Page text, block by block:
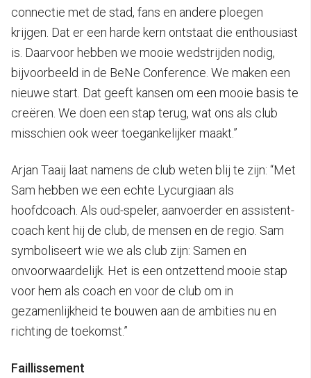
connectie met de stad, fans en andere ploegen
krijgen. Dat er een harde kern ontstaat die enthousiast
is. Daarvoor hebben we mooie wedstrijden nodig,
bijvoorbeeld in de BeNe Conference. We maken een
nieuwe start. Dat geeft kansen om een mooie basis te
creëren. We doen een stap terug, wat ons als club
misschien ook weer toegankelijker maakt.”
Arjan Taaij laat namens de club weten blij te zijn: “Met
Sam hebben we een echte Lycurgiaan als
hoofdcoach. Als oud-speler, aanvoerder en assistent-
coach kent hij de club, de mensen en de regio. Sam
symboliseert wie we als club zijn: Samen en
onvoorwaardelijk. Het is een ontzettend mooie stap
voor hem als coach en voor de club om in
gezamenlijkheid te bouwen aan de ambities nu en
richting de toekomst.”
Faillissement